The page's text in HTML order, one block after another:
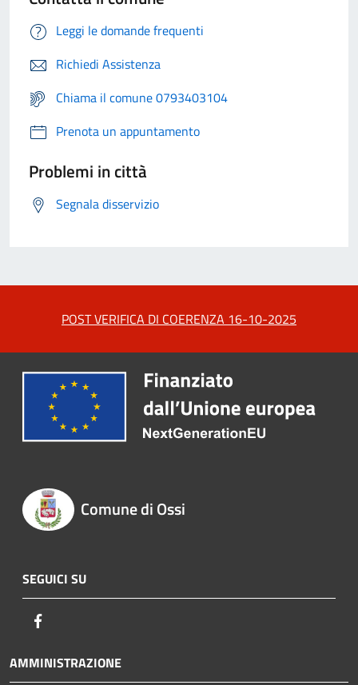
Leggi le domande frequenti
Richiedi Assistenza
Chiama il comune 0793403104
Prenota un appuntamento
Problemi in città
Segnala disservizio
POST VERIFICA DI COERENZA 16-10-2025
Comune di Ossi
SEGUICI SU
AMMINISTRAZIONE